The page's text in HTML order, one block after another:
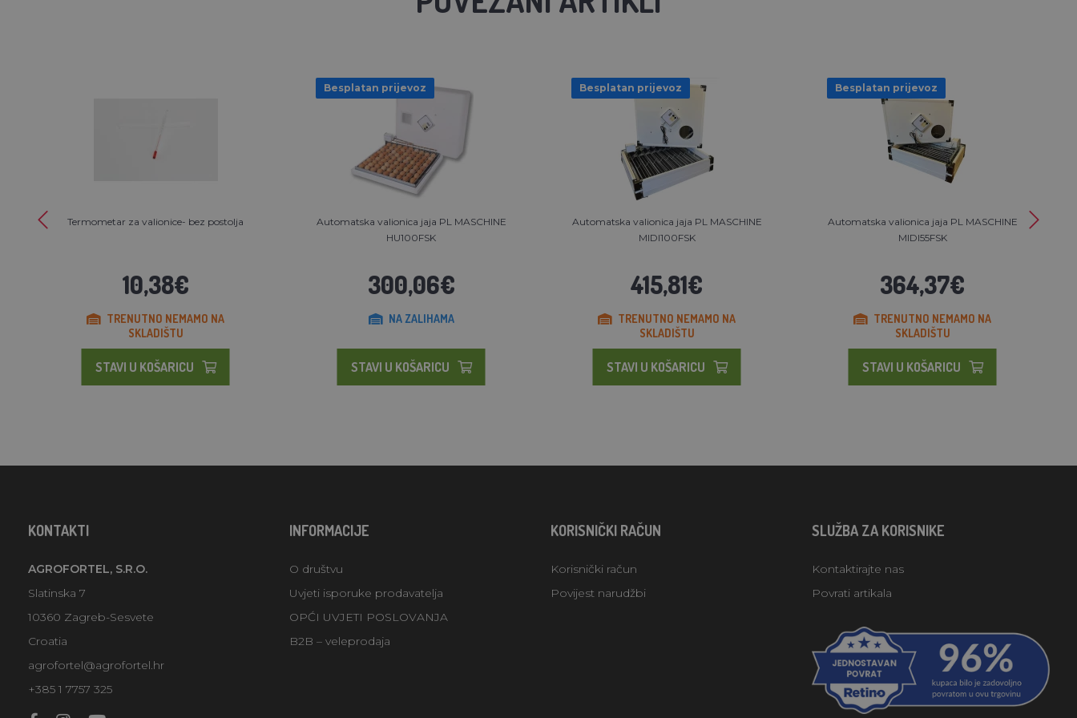
Termometar za valionice- bez postolja
10,38€
TRENUTNO NEMAMO NA
SKLADIŠTU
STAVI U KOŠARICU
Besplatan prijevoz
Automatska valionica jaja PL MASCHINE
HU100FSK
300,06€
NA ZALIHAMA
STAVI U KOŠARICU
Besplatan prijevoz
Automatska valionica jaja PL MASCHINE
MIDI100FSK
415,81€
TRENUTNO NEMAMO NA
SKLADIŠTU
STAVI U KOŠARICU
Besplatan prijevoz
Automatska valionica jaja PL MASCHINE
MIDI55FSK
364,37€
TRENUTNO NEMAMO NA
SKLADIŠTU
STAVI U KOŠARICU
KONTAKTI
AGROFORTEL, S.R.O.
Slatinska 7
10360 Zagreb-Sesvete
Croatia
agrofortel@agrofortel.hr
+385 1 7757 325
INFORMACIJE
O društvu
Uvjeti isporuke prodavatelja
OPĆI UVJETI POSLOVANJA
B2B – veleprodaja
KORISNIČKI RAČUN
Korisnički račun
Povijest narudžbi
SLUŽBA ZA KORISNIKE
Kontaktirajte nas
Povrati artikala